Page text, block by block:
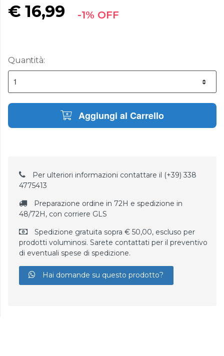
€16,99 -1% OFF
Quantità:
Aggiungi al Carrello
Per ulteriori informazioni contattare il (+39) 338
4775413
Preparazione ordine in 72H e spedizione in
48/72H, con corriere GLS
Spedizione gratuita sopra € 50,00, escluso per
prodotti voluminosi. Sarete contattati per il preventivo
di eventuali spese di spedizione.
Hai domande su questo prodotto?